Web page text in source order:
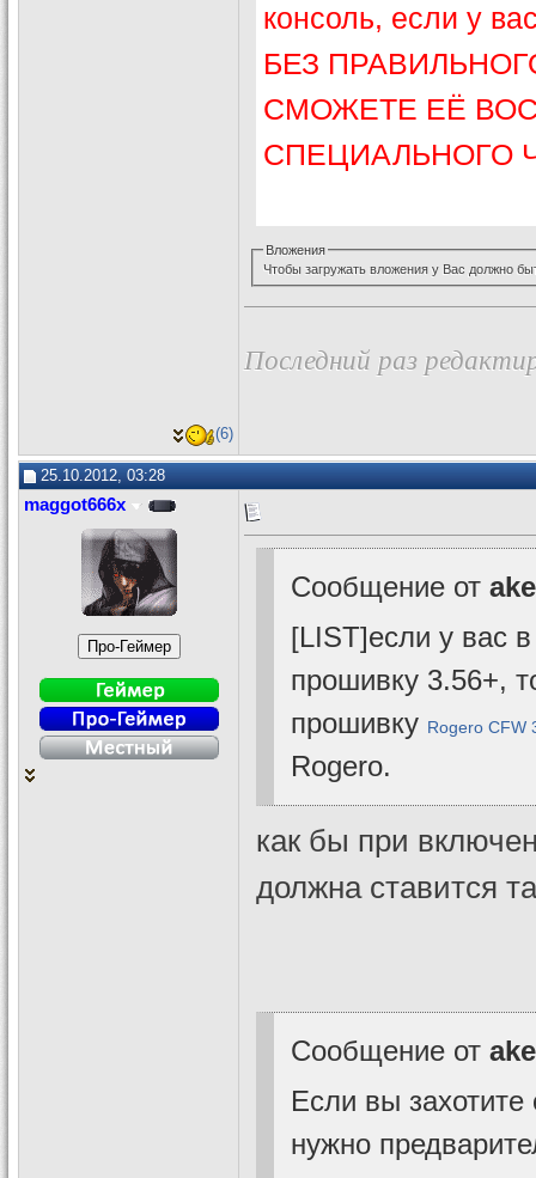
консоль, если у
БЕЗ
СМОЖЕТЕ ЕЁ
СПЕЦИАЛЬНОГО
Вложения
Чтобы загружать вложения у Вас должно
Последний раз
(6)
25.10.2012, 03:28
maggot666x
Сообщение от
[LIST]если у вас
прошивку 3.56+,
прошивку Rogero CFW
Rogero.
как бы при
должна ставится
Сообщение от
Если вы
нужно